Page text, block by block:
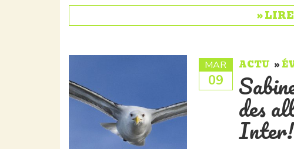
»
MAR
09
ACTU
des
Inter!